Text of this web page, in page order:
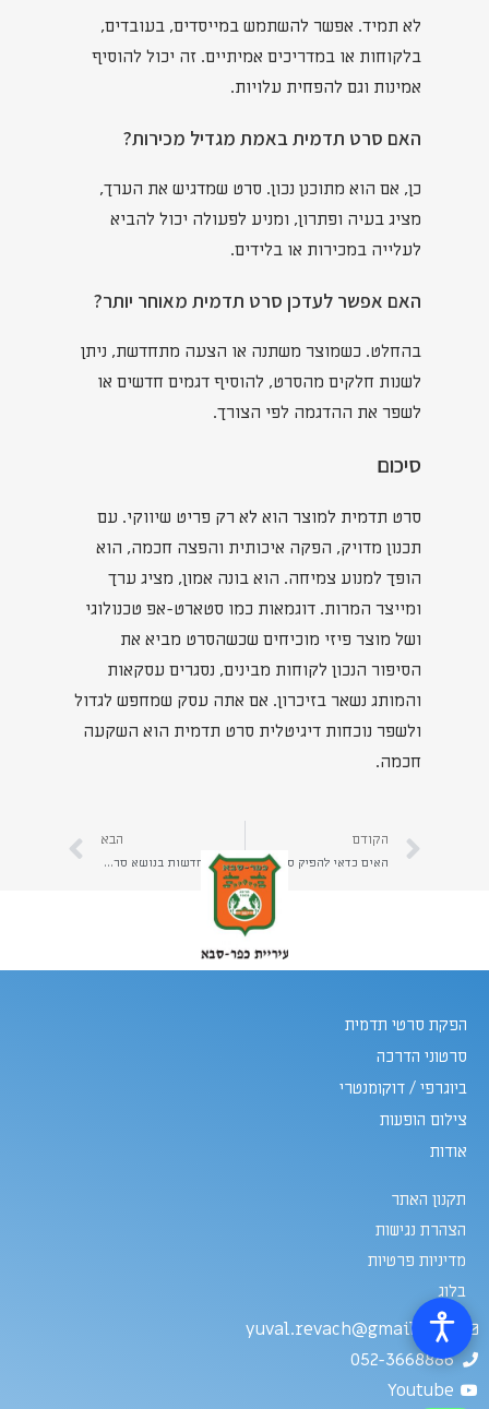
לא תמיד. אפשר להשתמש במייסדים, בעובדים,
בלקוחות או במדריכים אמיתיים. זה יכול להוסיף
אמינות וגם להפחית עלויות.
האם סרט תדמית באמת מגדיל מכירות?
כן, אם הוא מתוכנן נכון. סרט שמדגיש את הערך,
מציג בעיה ופתרון, ומניע לפעולה יכול להביא
לעלייה במכירות או בלידים.
האם אפשר לעדכן סרט תדמית מאוחר יותר?
בהחלט. כשמוצר משתנה או הצעה מתחדשת, ניתן
לשנות חלקים מהסרט, להוסיף דגמים חדשים או
לשפר את ההדגמה לפי הצורך.
סיכום
סרט תדמית למוצר הוא לא רק פריט שיווקי. עם
תכנון מדויק, הפקה איכותית והפצה חכמה, הוא
הופך למנוע צמיחה. הוא בונה אמון, מציג ערך
ומייצר המרות. דוגמאות כמו סטארט-אפ טכנולוגי
ושל מוצר פיזי מוכיחים שכשהסרט מביא את
הסיפור הנכון לקוחות מבינים, נסגרים עסקאות
והמותג נשאר בזיכרון. אם אתה עסק שמחפש לגדול
ולשפר נוכחות דיגיטלית סרט תדמית הוא השקעה
חכמה.
הקודם
האים כדאי להפיק סרט מוצר באנימציה? חד משמעית- לא!
הבא
תובנות חדשות בנושא סרטון תדמית
הפקת סרטי תדמית
סרטוני הדרכה
ביוגרפי / דוקומנטרי
צילום הופעות
אודות
תקנון האתר
הצהרת נגישות
מדיניות פרטיות
בלוג
yuval.revach@gmail.com
052-3668886
Youtube